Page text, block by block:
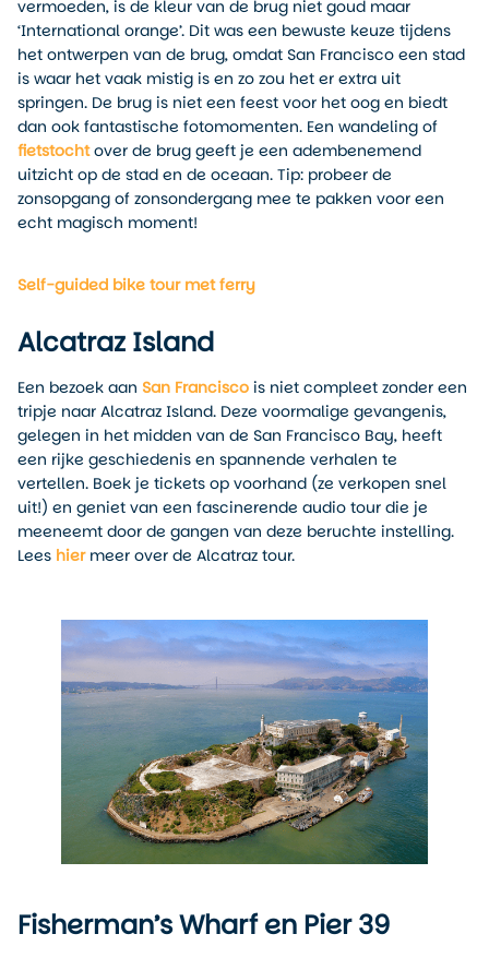
vermoeden, is de kleur van de brug niet goud maar
‘International orange’. Dit was een bewuste keuze tijdens
het ontwerpen van de brug, omdat San Francisco een stad
is waar het vaak mistig is en zo zou het er extra uit
springen. De brug is niet een feest voor het oog en biedt
dan ook fantastische fotomomenten. Een wandeling of
fietstochtover de brug geeft je een adembenemend
uitzicht op de stad en de oceaan. Tip: probeer de
zonsopgang of zonsondergang mee te pakken voor een
echt magisch moment!
Self-guided bike tour met ferry
Alcatraz Island
Een bezoek aan San Francisco is niet compleet zonder een
tripje naar Alcatraz Island. Deze voormalige gevangenis,
gelegen in het midden van de San Francisco Bay, heeft
een rijke geschiedenis en spannende verhalen te
vertellen. Boek je tickets op voorhand (ze verkopen snel
uit!) en geniet van een fascinerende audio tour die je
meeneemt door de gangen van deze beruchte instelling.
Lees hiermeer over de Alcatraz tour.
Fisherman’s Wharf en Pier 39